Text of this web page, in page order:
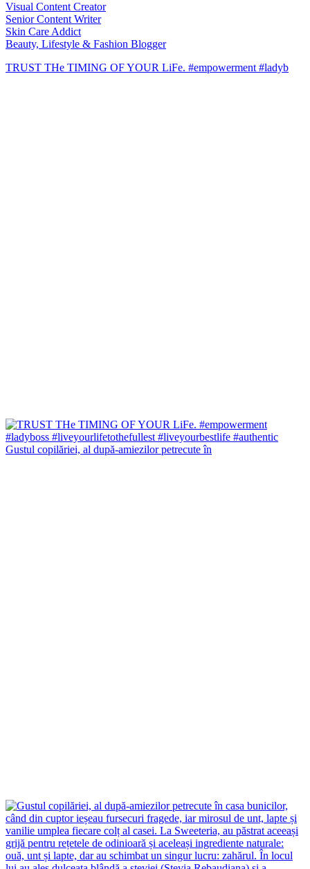
Visual Content Creator
Senior Content Writer
Skin Care Addict
Beauty, Lifestyle & Fashion Blogger
TRUST THe TIMING OF YOUR LiFe. #empowerment #ladyb
Gustul copilăriei, al după-amiezilor petrecute în